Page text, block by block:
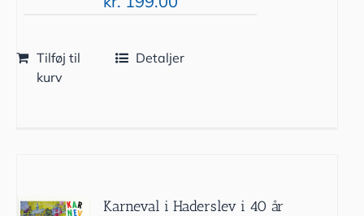
Tilføj til
kurv
Detaljer
Karneval i Haderslev i 40 år